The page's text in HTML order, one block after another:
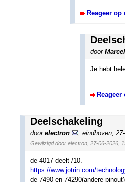
Reageer
door
Je hebt
Deelschakeling
door electron , eindhoven,
Gewijzigd door electron, 27-06-2026,
de 4017 deelt /10.
https://www.jotrin.com/
de 7490 en 74290(andere